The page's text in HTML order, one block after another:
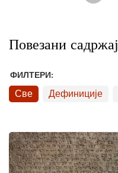
Повезани садржај
ФИЛТЕРИ:
Све Дефиниције